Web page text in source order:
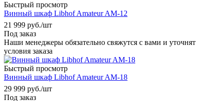
Быстрый просмотр
Винный шкаф Libhof Amateur AM-12
21 999 руб./шт
Под заказ
Наши менеджеры обязательно свяжутся с вами и уточнят
условия заказа
Быстрый просмотр
Винный шкаф Libhof Amateur AM-18
29 999 руб./шт
Под заказ